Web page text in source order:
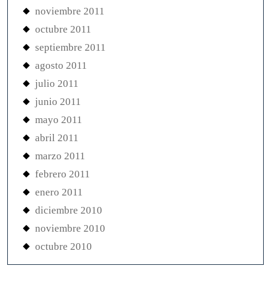
noviembre 2011
octubre 2011
septiembre 2011
agosto 2011
julio 2011
junio 2011
mayo 2011
abril 2011
marzo 2011
febrero 2011
enero 2011
diciembre 2010
noviembre 2010
octubre 2010